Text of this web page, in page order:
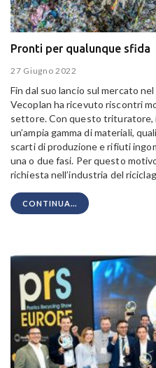
Pronti per qualunque sfida
27 Giugno 2022
Fin dal suo lancio sul mercato
Vecoplan ha ricevuto riscontri
settore. Con questo
un’ampia gamma di materiali,
scarti di produzione e rifiuti
una o due fasi. Per questo
richiesta nell’industria del
CONTINUA...